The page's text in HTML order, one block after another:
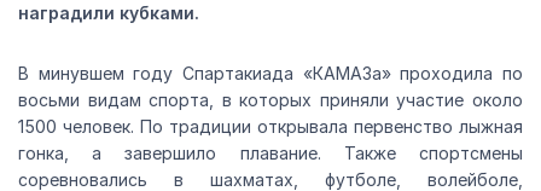
наградили кубками.
В минувшем году Спартакиада «КАМАЗа» проходила по
восьми видам спорта, в которых приняли участие около
1500 человек. По традиции открывала первенство лыжная
гонка, а завершило плавание. Также спортсмены
соревновались в шахматах, футболе, волейболе,